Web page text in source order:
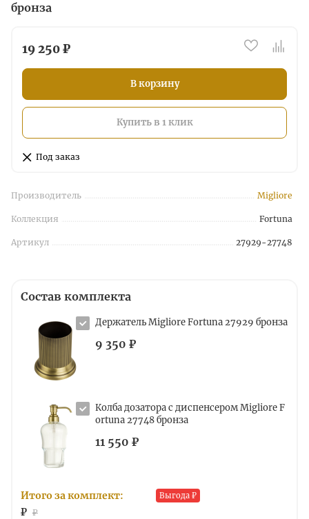
бронза
19 250 ₽
В корзину
Купить в 1 клик
Под заказ
Производитель Migliore
Коллекция Fortuna
Артикул 27929-27748
Состав комплекта
9 350 ₽
Держатель Migliore Fortuna 27929 бронза
11 550 ₽
Колба дозатора с диспенсером Migliore F
ortuna 27748 бронза
Выгода ₽
Итого за комплект:
₽ ₽